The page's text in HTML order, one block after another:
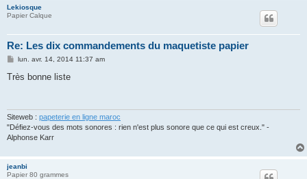
Lekiosque
Papier Calque
Re: Les dix commandements du maquetiste papier
M
s
lun. avr. 14, 2014 11:37 am
Très bonne liste
Siteweb : papeterie en ligne maroc
"Défiez-vous des mots sonores : rien n'est plus sonore que ce qui est creux." -
Alphonse Karr
jeanbi
Papier 80 grammes